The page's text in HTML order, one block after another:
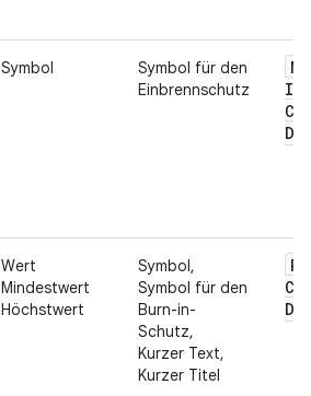
Symbol
Symbol für den
Einbrennschutz
Wert
Mindestwert
Höchstwert
Symbol,
Symbol für den
Burn-in-
Schutz,
Kurzer Text,
Kurzer Titel